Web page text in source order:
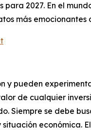
2027. En el
más emocionantes
y pueden
de cualquier
Siempre se debe
económica.